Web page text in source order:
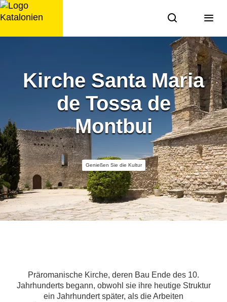
Zum
Inhalt
Kirche Santa Maria
de Tossa de
Montbui
Genießen Sie die Kultur
Präromanische Kirche, deren Bau Ende des 10.
Jahrhunderts begann, obwohl sie ihre heutige Struktur
ein Jahrhundert später, als die Arbeiten